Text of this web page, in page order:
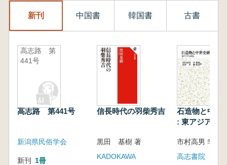
新刊 中国書 韓国書 古書
高志路 第
441号
高志路 第441号
新潟県民俗学会
新刊 1冊
信長時代の羽柴秀吉
黒田 基樹 著
KADOKAWA
石造物と中世
: 東アジアと
高志書院